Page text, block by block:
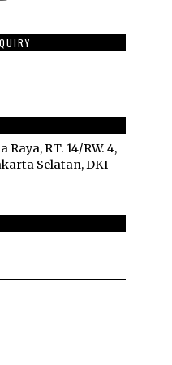
RT. 14/RW. 4,
Selatan, DKI